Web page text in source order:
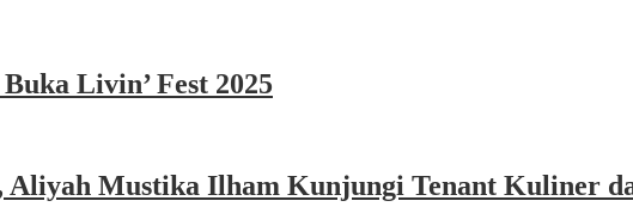
Livin’ Fest 2025
Mustika Ilham Kunjungi Tenant Kuliner